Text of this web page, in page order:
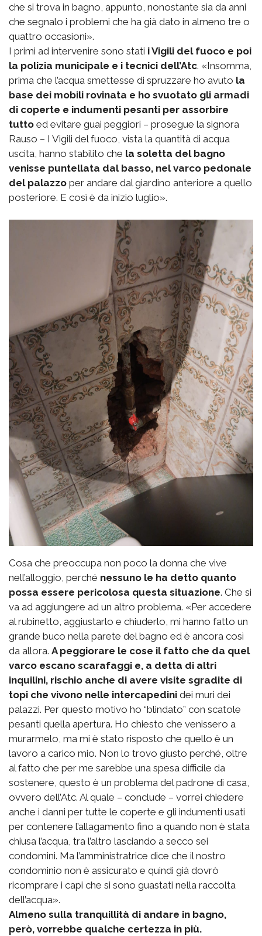
che si trova in bagno, appunto, nonostante sia da anni
che segnalo i problemi che ha già dato in almeno tre o
quattro occasioni».
I primi ad intervenire sono stati i Vigili del fuoco e poi
la polizia municipale e i tecnici dell’Atc. «Insomma,
prima che l’acqua smettesse di spruzzare ho avuto la
base dei mobili rovinata e ho svuotato gli armadi
di coperte e indumenti pesanti per assorbire
tutto ed evitare guai peggiori – prosegue la signora
Rauso – I Vigili del fuoco, vista la quantità di acqua
uscita, hanno stabilito che la soletta del bagno
venisse puntellata dal basso, nel varco pedonale
del palazzo per andare dal giardino anteriore a quello
posteriore. E così è da inizio luglio».
Cosa che preoccupa non poco la donna che vive
nell’alloggio, perché nessuno le ha detto quanto
possa essere pericolosa questa situazione. Che si
va ad aggiungere ad un altro problema. «Per accedere
al rubinetto, aggiustarlo e chiuderlo, mi hanno fatto un
grande buco nella parete del bagno ed è ancora così
da allora. A peggiorare le cose il fatto che da quel
varco escano scarafaggi e, a detta di altri
inquilini, rischio anche di avere visite sgradite di
topi che vivono nelle intercapedini dei muri dei
palazzi. Per questo motivo ho “blindato” con scatole
pesanti quella apertura. Ho chiesto che venissero a
murarmelo, ma mi è stato risposto che quello è un
lavoro a carico mio. Non lo trovo giusto perché, oltre
al fatto che per me sarebbe una spesa difficile da
sostenere, questo è un problema del padrone di casa,
ovvero dell’Atc. Al quale – conclude – vorrei chiedere
anche i danni per tutte le coperte e gli indumenti usati
per contenere l’allagamento fino a quando non è stata
chiusa l’acqua, tra l’altro lasciando a secco sei
condomini. Ma l’amministratrice dice che il nostro
condominio non è assicurato e quindi già dovrò
ricomprare i capi che si sono guastati nella raccolta
dell’acqua».
Almeno sulla tranquillità di andare in bagno,
però, vorrebbe qualche certezza in più.